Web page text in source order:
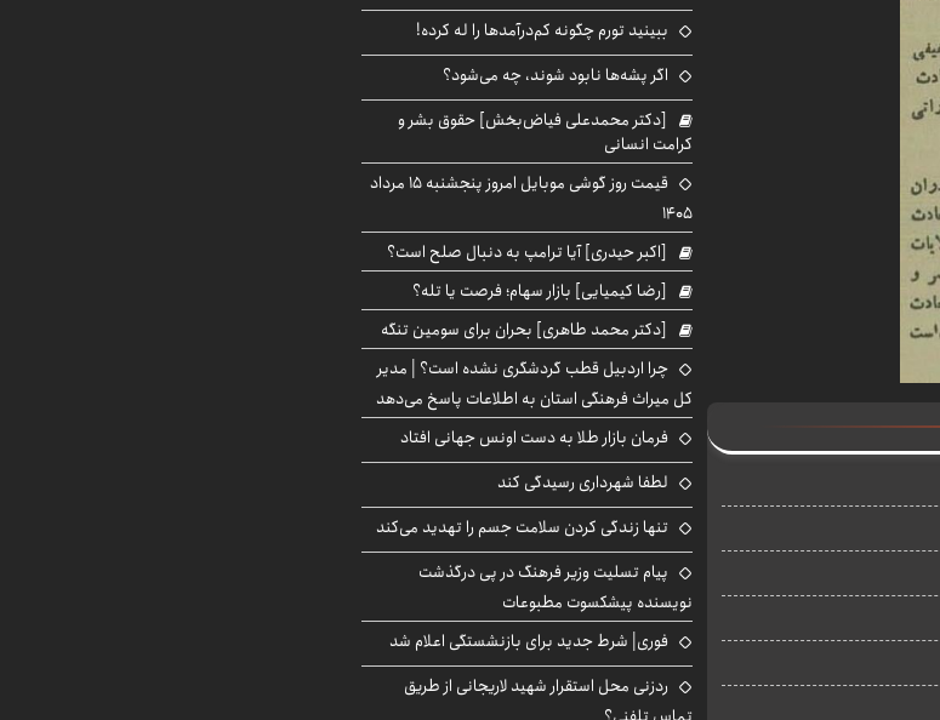
ببینید تورم چگونه کم‌درآمدها را له کرده!
اگر پشه‌ها نابود شوند، چه می‌شود؟
[دکتر محمدعلی فیاض‌بخش] حقوق بشر و
کرامت انسانی
قیمت روز گوشی موبایل امروز پنجشنبه ۱۵ مرداد
۱۴۰۵
[اکبر حیدری] آیا ترامپ به دنبال صلح است؟
[رضا کیمیایی] بازار سهام؛ فرصت یا تله؟
[دکتر محمد طاهری] بحران برای سومین تنگه
چرا اردبیل قطب گردشگری نشده است؟ | مدیر
کل میراث فرهنگی استان به اطلاعات پاسخ می‌دهد
فرمان بازار طلا به دست اونس جهانی افتاد
لطفا شهرداری رسیدگی کند
تنها زندگی کردن سلامت جسم را تهدید می‌کند
پیام تسلیت وزیر فرهنگ در پی درگذشت
نویسنده پیشکسوت مطبوعات
فوری| شرط جدید برای بازنشستگی اعلام شد
ردزنی محل استقرار شهید لاریجانی از طریق